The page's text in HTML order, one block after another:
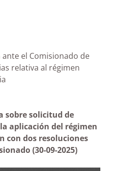
el Comisionado de
relativa al régimen
|Estimatoria
sobre solicitud de
aplicación del régimen
con dos resoluciones
(30-09-2025)